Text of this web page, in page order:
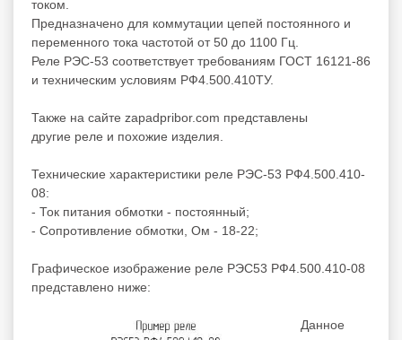
током.
Предназначено для коммутации цепей постоянного и
переменного тока частотой от 50 до 1100 Гц.
Реле РЭС-53 соответствует требованиям ГОСТ 16121-86
и техническим условиям РФ4.500.410ТУ.
Также на сайте zapadpribor.com представлены
другие реле и похожие изделия.
Технические характеристики реле РЭС-53 РФ4.500.410-
08:
- Ток питания обмотки - постоянный;
- Сопротивление обмотки, Ом - 18-22;
Графическое изображение реле РЭС53 РФ4.500.410-08
представлено ниже:
Данное